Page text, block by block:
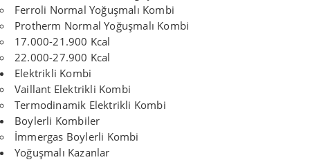
Ferroli Normal Yoğuşmalı Kombi
Protherm Normal Yoğuşmalı Kombi
17.000-21.900 Kcal
22.000-27.900 Kcal
Elektrikli Kombi
Vaillant Elektrikli Kombi
Termodinamik Elektrikli Kombi
Boylerli Kombiler
İmmergas Boylerli Kombi
Yoğuşmalı Kazanlar